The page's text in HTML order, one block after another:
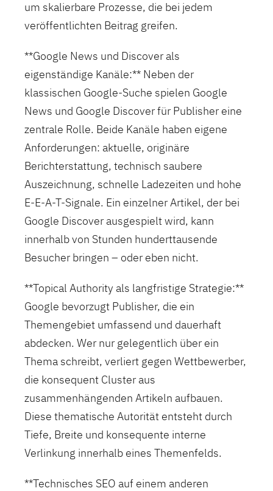
um skalierbare Prozesse, die bei jedem
veröffentlichten Beitrag greifen.
**Google News und Discover als
eigenständige Kanäle:** Neben der
klassischen Google-Suche spielen Google
News und Google Discover für Publisher eine
zentrale Rolle. Beide Kanäle haben eigene
Anforderungen: aktuelle, originäre
Berichterstattung, technisch saubere
Auszeichnung, schnelle Ladezeiten und hohe
E-E-A-T-Signale. Ein einzelner Artikel, der bei
Google Discover ausgespielt wird, kann
innerhalb von Stunden hunderttausende
Besucher bringen – oder eben nicht.
**Topical Authority als langfristige Strategie:**
Google bevorzugt Publisher, die ein
Themengebiet umfassend und dauerhaft
abdecken. Wer nur gelegentlich über ein
Thema schreibt, verliert gegen Wettbewerber,
die konsequent Cluster aus
zusammenhängenden Artikeln aufbauen.
Diese thematische Autorität entsteht durch
Tiefe, Breite und konsequente interne
Verlinkung innerhalb eines Themenfelds.
**Technisches SEO auf einem anderen